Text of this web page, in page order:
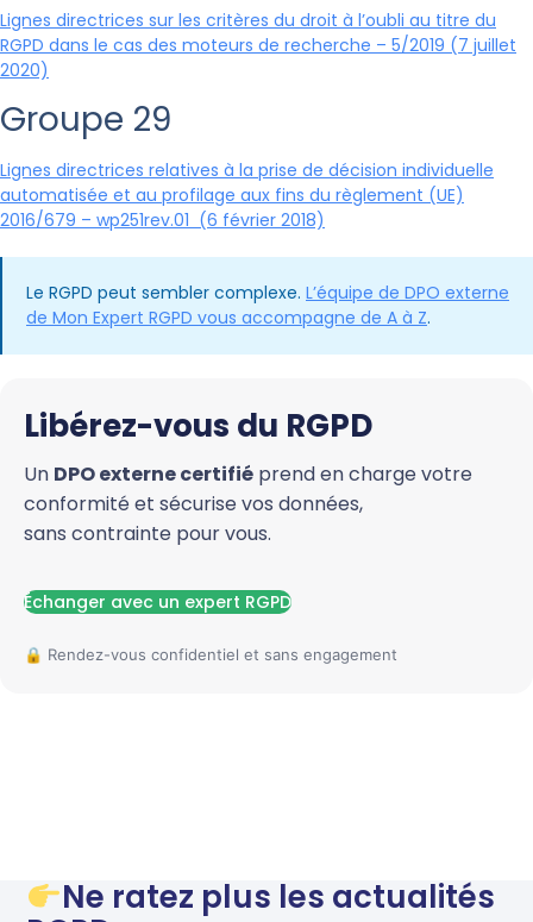
Lignes directrices sur les critères du droit à l’oubli au titre du
RGPD dans le cas des moteurs de recherche – 5/2019 (7 juillet
2020)
Groupe 29
Lignes directrices relatives à la prise de décision individuelle
automatisée et au profilage aux fins du règlement (UE)
2016/679 – wp251rev.01 (6 février 2018)
Le RGPD peut sembler complexe. L’équipe de DPO externe
de Mon Expert RGPD vous accompagne de A à Z.
Libérez-vous du RGPD
Un DPO externe certifié prend en charge votre
conformité et sécurise vos données,
sans contrainte pour vous.
Échanger avec un expert RGPD
Ne ratez plus les actualités